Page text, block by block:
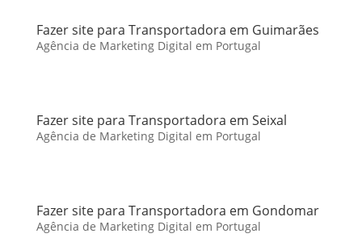
Fazer site para Transportadora em Guimarães
Agência de Marketing Digital em Portugal
Fazer site para Transportadora em Seixal
Agência de Marketing Digital em Portugal
Fazer site para Transportadora em Gondomar
Agência de Marketing Digital em Portugal